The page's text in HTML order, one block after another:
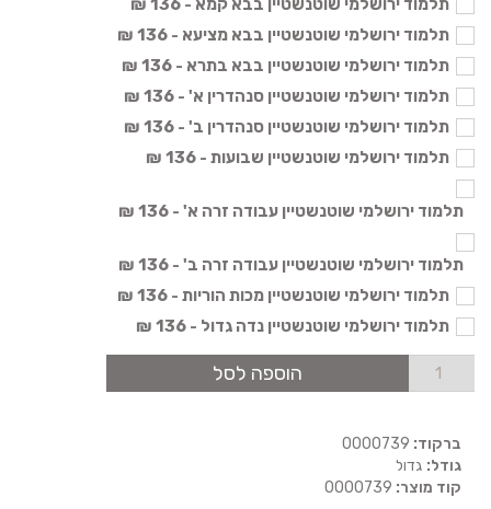
תלמוד ירושלמי שוטנשטיין בבא קמא - 136 ₪
תלמוד ירושלמי שוטנשטיין בבא מציעא - 136 ₪
תלמוד ירושלמי שוטנשטיין בבא בתרא - 136 ₪
תלמוד ירושלמי שוטנשטיין סנהדרין א' - 136 ₪
תלמוד ירושלמי שוטנשטיין סנהדרין ב' - 136 ₪
תלמוד ירושלמי שוטנשטיין שבועות - 136 ₪
תלמוד ירושלמי שוטנשטיין עבודה זרה א' - 136 ₪
תלמוד ירושלמי שוטנשטיין עבודה זרה ב' - 136 ₪
תלמוד ירושלמי שוטנשטיין מכות הוריות - 136 ₪
תלמוד ירושלמי שוטנשטיין נדה גדול - 136 ₪
הוספה לסל
ברקוד:
גודל: גדול
קוד מוצר: